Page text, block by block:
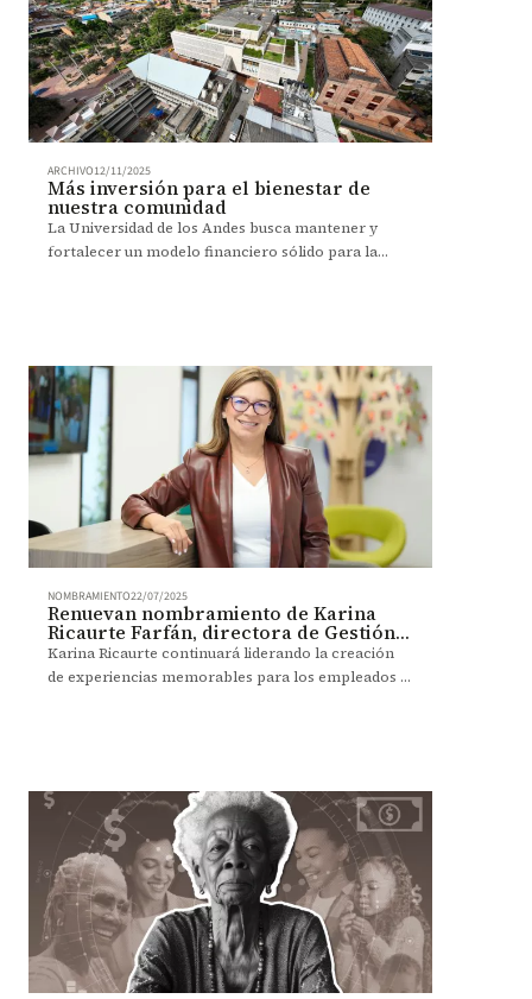
ARCHIVO12/11/2025
Más inversión para el bienestar de
nuestra comunidad
La Universidad de los Andes busca mantener y
fortalecer un modelo financiero sólido para la
NOMBRAMIENTO22/07/2025
Renuevan nombramiento de Karina
Ricaurte Farfán, directora de Gestión
Humana y Desarrollo Organizacional
Karina Ricaurte continuará liderando la creación
de experiencias memorables para los empleados a